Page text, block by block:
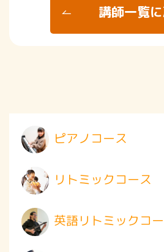
講師一覧
ピアノコース
リトミックコース
英語リトミックコ